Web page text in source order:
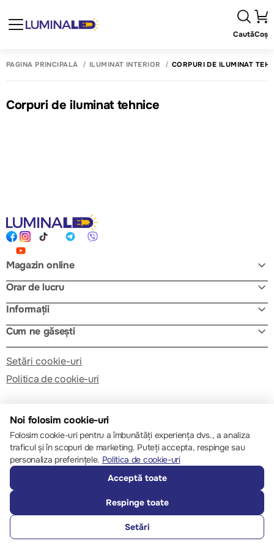
CautăCoș
PAGINA PRINCIPALĂ ILUMINAT INTERIOR CORPURI DE ILUMINAT
Corpuri de iluminat tehnice
Magazin online
Orar de lucru
Informații
Cum ne găsești
Setări cookie-uri
Politica de cookie-uri
© 2013 – 2026 ECOM
SUNĂ-NE FAVORITE CATALOG COMPARĂ AUTENTIFICARE
Noi folosim cookie-uri
Folosim cookie-uri pentru a îmbunătăți experiența dvs., a analiza
traficul și în scopuri de marketing. Puteți accepta, respinge sau
personaliza preferințele. Politica de cookie-uri
Acceptă toate
Respinge toate
Setări